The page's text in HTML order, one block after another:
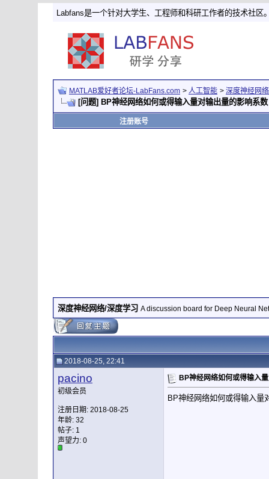
Labfans是一个针对大学生、工程师和科研工作者的技术社区
MATLAB爱好者论坛-LabFans.com > 人工智能 > 深度神经网
[问题] BP神经网络如何或得输入量对输出量的影响系数
注册账号
深度神经网络/深度学习 A discussion board for Deep Neural
2018-08-25, 22:41
pacino
初级会员
注册日期: 2018-08-25
年龄: 32
帖子: 1
声望力: 0
BP神经网络如何或得输入
BP神经网络如何或得输入量